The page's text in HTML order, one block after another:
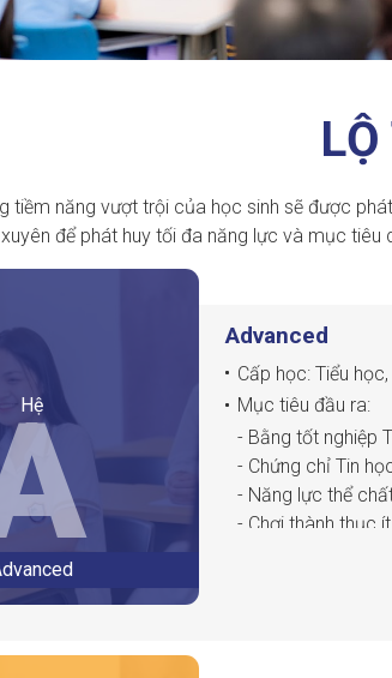
tiềm năng vượt trội của học sinh sẽ được
để phát huy tối đa năng lực và mục
Hệ
Advanced
Cấp học: Tiểu học,
Mục tiêu đầu ra:
- Bằng tốt nghiệp
- Chứng chỉ Tin
- Năng lực thể
- Chơi thành thục